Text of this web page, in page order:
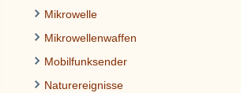
Mikrowelle
Mikrowellenwaffen
Mobilfunksender
Naturereignisse